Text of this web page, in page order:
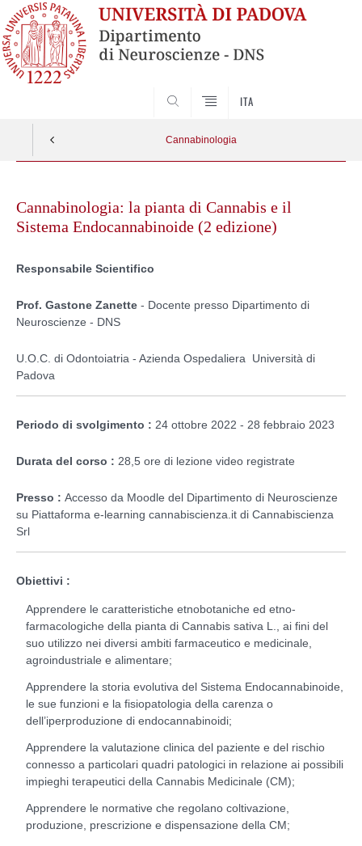
ITA
Cannabinologia
contentCannabinologia: la pianta di Cannabis e il
Sistema Endocannabinoide (2 edizione)
Responsabile Scientifico
Prof. Gastone Zanette - Docente presso Dipartimento di
Neuroscienze - DNS
U.O.C. di Odontoiatria - Azienda Ospedaliera Università di
Padova
Periodo di svolgimento : 24 ottobre 2022 - 28 febbraio 2023
Durata del corso : 28,5 ore di lezione video registrate
Presso : Accesso da Moodle del Dipartimento di Neuroscienze
su Piattaforma e-learning cannabiscienza.it di Cannabiscienza
Srl
Obiettivi :
Apprendere le caratteristiche etnobotaniche ed etno-
farmacologiche della pianta di Cannabis sativa L., ai fini del
suo utilizzo nei diversi ambiti farmaceutico e medicinale,
agroindustriale e alimentare;
Apprendere la storia evolutiva del Sistema Endocannabinoide,
le sue funzioni e la fisiopatologia della carenza o
dell’iperproduzione di endocannabinoidi;
Apprendere la valutazione clinica del paziente e del rischio
connesso a particolari quadri patologici in relazione ai possibili
impieghi terapeutici della Cannabis Medicinale (CM);
Apprendere le normative che regolano coltivazione,
produzione, prescrizione e dispensazione della CM;